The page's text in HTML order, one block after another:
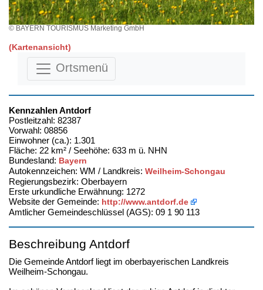
© BAYERN TOURISMUS Marketing GmbH
(Kartenansicht)
Ortsmenü
Kennzahlen Antdorf
Postleitzahl: 82387
Vorwahl: 08856
Einwohner (ca.): 1.301
Fläche: 22 km² / Seehöhe: 633 m ü. NHN
Bundesland: Bayern
Autokennzeichen: WM / Landkreis: Weilheim-Schongau
Regierungsbezirk: Oberbayern
Erste urkundliche Erwähnung: 1272
Website der Gemeinde: http://www.antdorf.de
Amtlicher Gemeindeschlüssel (AGS): 09 1 90 113
Beschreibung Antdorf
Die Gemeinde Antdorf liegt im oberbayerischen Landkreis
Weilheim-Schongau.